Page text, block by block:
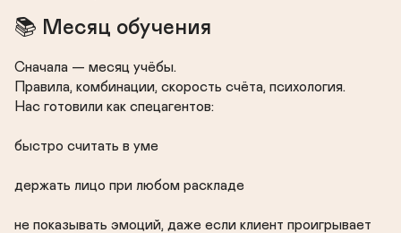
📚 Месяц обучения
Сначала — месяц учёбы.
Правила, комбинации, скорость счёта, психология.
Нас готовили как спецагентов:
быстро считать в уме
держать лицо при любом раскладе
не показывать эмоций, даже если клиент проигрывает